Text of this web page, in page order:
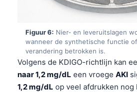
Figuur 6: Nier- en leveruitslagen
wanneer de synthetische functie
verandering betrokken is.
Volgens de KDIGO-richtlijn kan
naar 1,2 mg/dL een vroege AKI
1,2 mg/dL op veel afdrukken nog
हिन्दी
Bahasa Indonesia
Հայերեն
Íslenska